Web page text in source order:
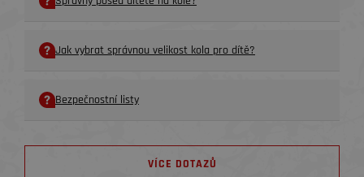
Jak vybrat správnou velikost kola pro dítě?
Bezpečnostní listy
VÍCE DOTAZŮ